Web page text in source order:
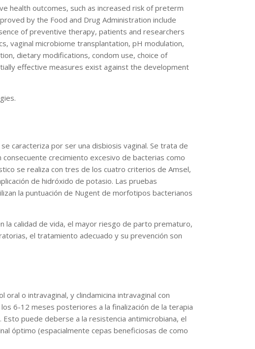
health outcomes, such as increased risk of preterm
by the Food and Drug Administration include
of preventive therapy, patients and researchers
vaginal microbiome transplantation, pH modulation,
dietary modifications, condom use, choice of
effective measures exist against the development
caracteriza por ser una disbiosis vaginal. Se trata de
crecimiento excesivo de bacterias como
se realiza con tres de los cuatro criterios de Amsel,
de hidróxido de potasio. Las pruebas
la puntuación de Nugent de morfotipos bacterianos
la calidad de vida, el mayor riesgo de parto prematuro,
el tratamiento adecuado y su prevención son
o intravaginal, y clindamicina intravaginal con
6-12 meses posteriores a la finalización de la terapia
puede deberse a la resistencia antimicrobiana, el
óptimo (espacialmente cepas beneficiosas de como